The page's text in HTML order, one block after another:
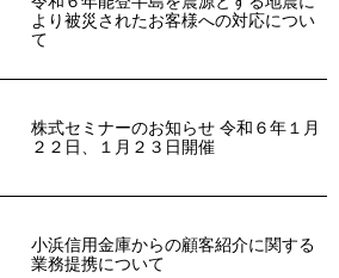
より被災されたお客様への対応につい
て
株式セミナーのお知らせ 令和６年１月
２２日、１月２３日開催
小浜信用金庫からの顧客紹介に関する
業務提携について